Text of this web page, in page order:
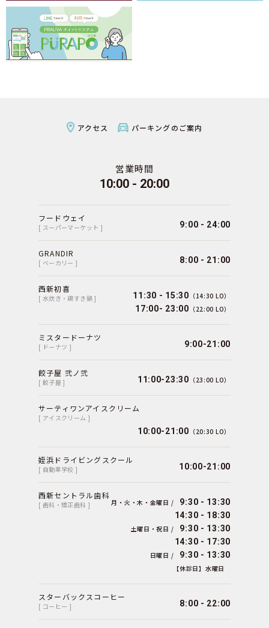
アクセス パーキングのご案内
営業時間
10:00 - 20:00
フードウェイ
[ スーパーマーケット ] 9:00 - 24:00
GRANDIR
[ ベーカリー ] 8:00 - 21:00
西新初喜
[ 水炊き・鶏すき鍋 ] 11:30 - 15:30 （14:30 LO）
17:00- 23:00 （22:00 LO）
ミスタードーナツ
[ ドーナツ ] 9:00-21:00
餃子屋 弐ノ弐
[ 餃子屋 ] 11:00-23:30 （23:00 LO）
サーティワンアイスクリーム
[ アイスクリーム ]
10:00-21:00 （20:30 LO）
姪浜ドライビングスクール
[ 自動車学校 ] 10:00-21:00
西新セントラル歯科
[ 歯科・矯正歯科 ] 月・火・木・金曜日 /
9:30 - 13:30
14:30 - 18:30
土曜日・祝日 /
9:30 - 13:30
14:30 - 17:30
日曜日 / 9:30 - 13:30
【休診日】水曜日
スターバックスコーヒー
[ コーヒー ] 8:00 - 22:00